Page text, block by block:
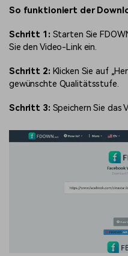
So funktioniert der
Schritt 1: Starten Sie
Sie den Video-Link ein.
Schritt 2: Klicken Sie auf
gewünschte Qualitätsstufe.
Schritt 3: Speichern Sie das